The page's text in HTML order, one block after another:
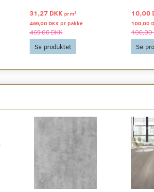
31,27 DKK prm2
469,00 DKK pr pakke
469,00 DKK
Se produktet
10,00
100,00
100,00
Se